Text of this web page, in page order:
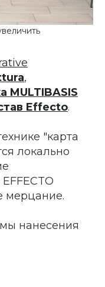
,
MULTIBASIS
Effecto.
"карта
локально
мерцание.
нанесения